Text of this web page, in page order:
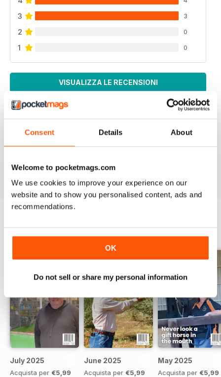
Consent Details About
Welcome to pocketmags.com
We use cookies to improve your experience on our
website and to show you personalised content, ads and
recommendations.
OK
Do not sell or share my personal information
3 3
2 0
1 0
VISUALIZZA LE RECENSIONI
SMALL FARMS
July 2025
Acquista per €5,99
June 2025
Acquista per €5,99
May 2025
Acquista per €5,99